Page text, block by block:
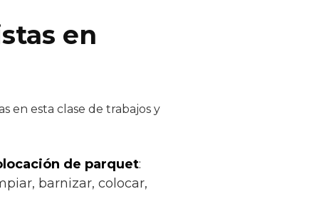
en
en esta clase de trabajos y
de parquet:
barnizar, colocar,